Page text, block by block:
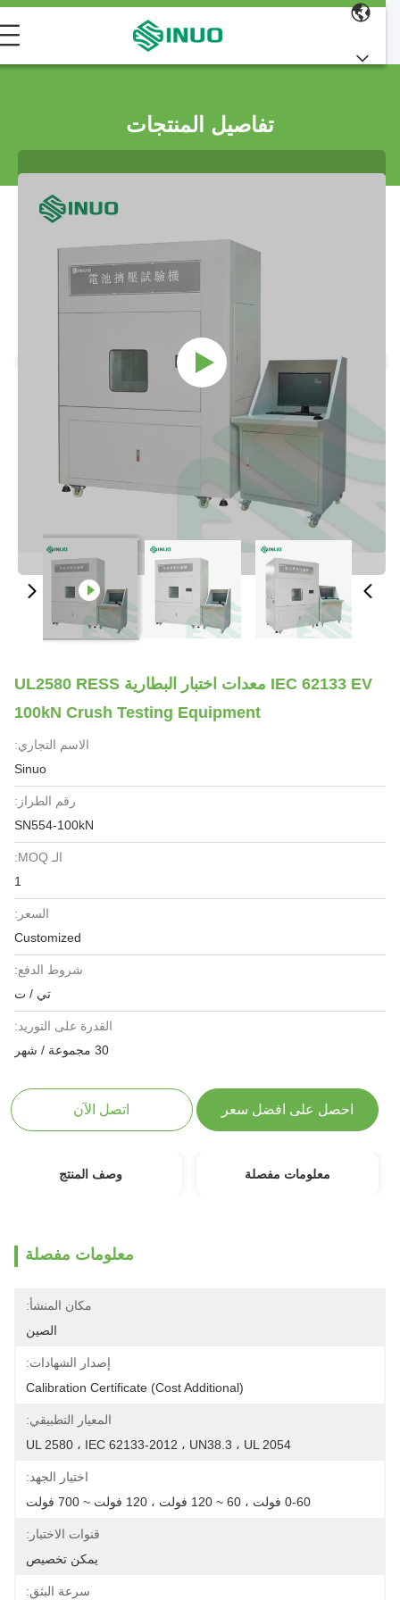
تفاصيل المنتجات
IEC 62133 EV معدات اختبار البطارية UL2580 RESS
100kN Crush Testing Equipment
الاسم التجاري:
Sinuo
رقم الطراز:
SN554-100kN
الـ MOQ:
السعر:
Customized
شروط الدفع:
تي / ت
القدرة على التوريد:
30 مجموعة / شهر
احصل على افضل سعر اتصل الآن
معلومات مفصلة وصف المنتج
معلومات مفصلة
مكان المنشأ:
الصين
إصدار الشهادات:
Calibration Certificate (Cost Additional)
المعيار التطبيقي:
UL 2580 ، IEC 62133-2012 ، UN38.3 ، UL 2054
اختيار الجهد:
0-60 فولت ، 60 ~ 120 فولت ، 120 فولت ~ 700 فولت
قنوات الاختبار:
يمكن تخصيص
سرعة البثق: